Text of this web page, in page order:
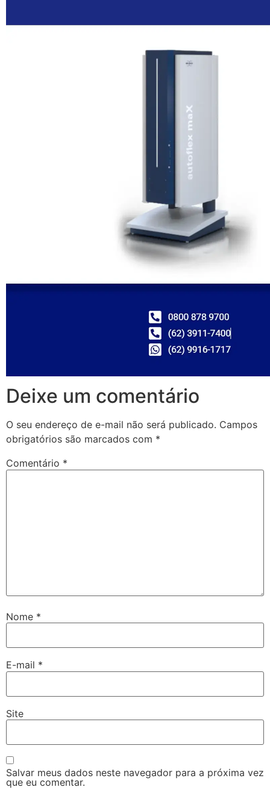
Deixe um comentário
O seu endereço de e-mail não será publicado. Campos
obrigatórios são marcados com *
Comentário *
Nome *
E-mail *
Site
Salvar meus dados neste navegador para a próxima vez
que eu comentar.